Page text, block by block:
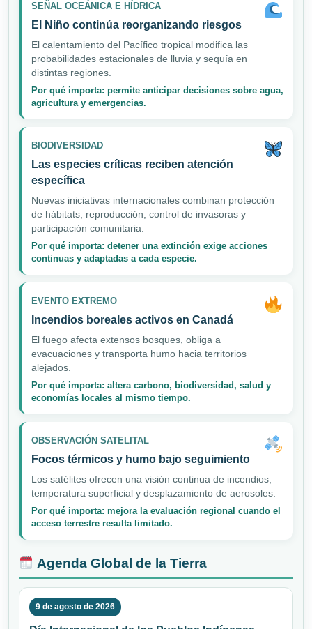
SEÑAL OCEÁNICA E HÍDRICA
El Niño continúa reorganizando riesgos
El calentamiento del Pacífico tropical modifica las
probabilidades estacionales de lluvia y sequía en
distintas regiones.
Por qué importa: permite anticipar decisiones sobre agua,
agricultura y emergencias.
BIODIVERSIDAD
Las especies críticas reciben atención
específica
Nuevas iniciativas internacionales combinan protección
de hábitats, reproducción, control de invasoras y
participación comunitaria.
Por qué importa: detener una extinción exige acciones
continuas y adaptadas a cada especie.
EVENTO EXTREMO
Incendios boreales activos en Canadá
El fuego afecta extensos bosques, obliga a
evacuaciones y transporta humo hacia territorios
alejados.
Por qué importa: altera carbono, biodiversidad, salud y
economías locales al mismo tiempo.
OBSERVACIÓN SATELITAL
Focos térmicos y humo bajo seguimiento
Los satélites ofrecen una visión continua de incendios,
temperatura superficial y desplazamiento de aerosoles.
Por qué importa: mejora la evaluación regional cuando el
acceso terrestre resulta limitado.
Agenda Global de la Tierra
9 de agosto de 2026